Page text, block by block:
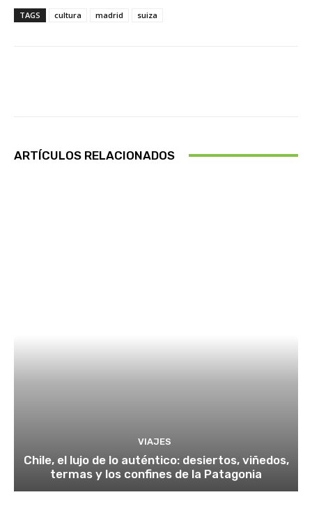
TAGS cultura madrid suiza
ARTÍCULOS RELACIONADOS
VIAJES
Chile, el lujo de lo auténtico: desiertos, viñedos,
termas y los confines de la Patagonia